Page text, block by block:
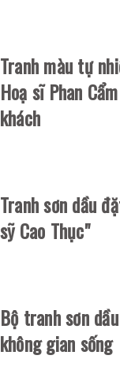
Tranh màu tự
Hoạ sĩ Phan
khách
Tranh sơn dầu
sỹ Cao Thục"
Bộ tranh sơn
không gian sống